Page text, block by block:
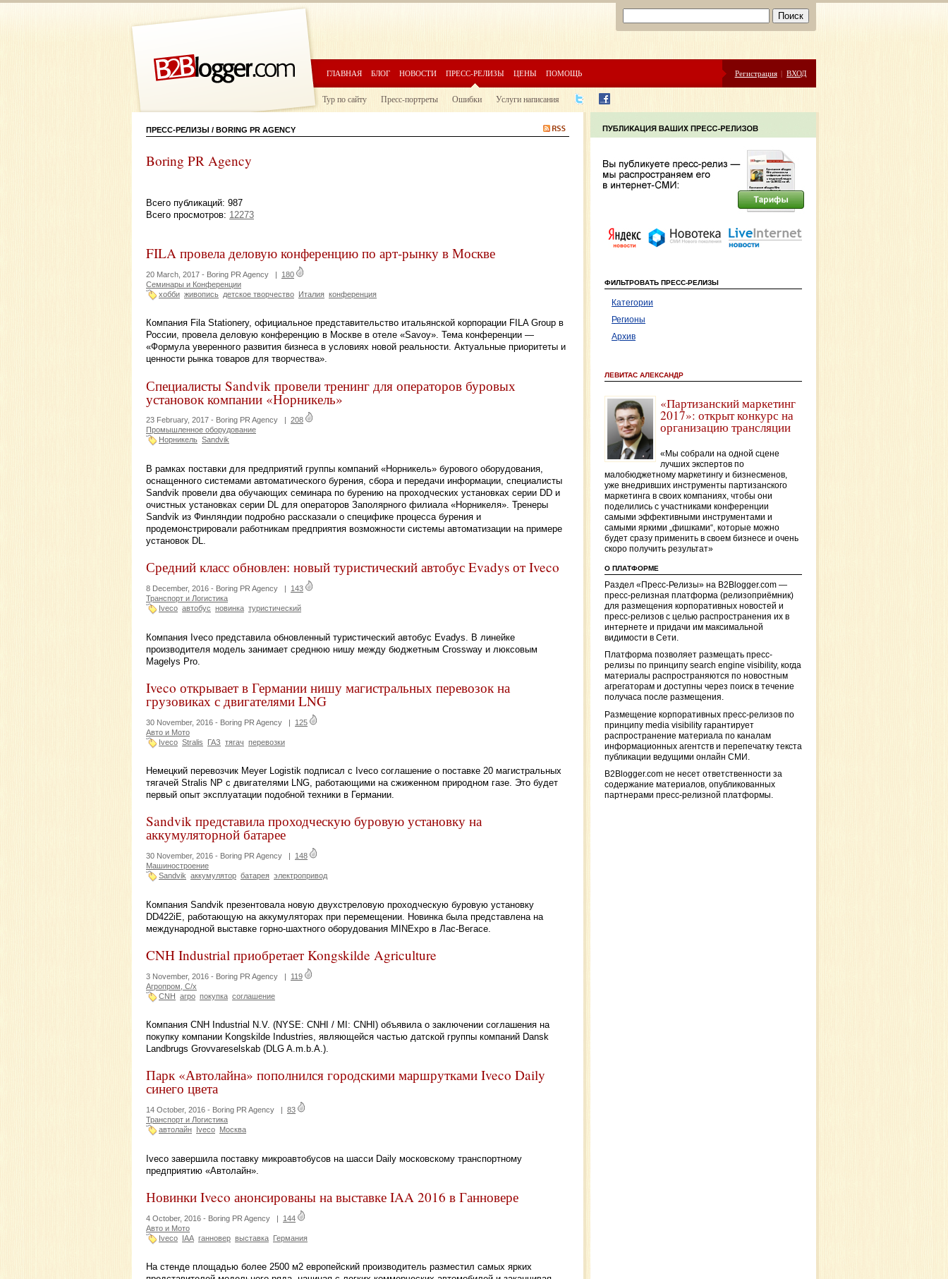
ГЛАВНАЯ БЛОГ НОВОСТИ ПРЕСС-РЕЛИЗЫ ЦЕНЫ ПОМОЩЬ Регистрация | ВХОД
Тур по сайту Пресс-портреты Ошибки Услуги написания
ПРЕСС-РЕЛИЗЫ / BORING PR AGENCY
Boring PR Agency
Всего публикаций: 987
Всего просмотров: 12273
FILA провела деловую конференцию по арт-рынку в Москве
20 March, 2017 - Boring PR Agency | 180
Семинары и Конференции
хобби живопись детское творчество Италия конференция
Компания Fila Stationery, официальное представительство итальянской корпорации FILA Group в
России, провела деловую конференцию в Москве в отеле «Savoy». Тема конференции —
«Формула уверенного развития бизнеса в условиях новой реальности. Актуальные приоритеты и
ценности рынка товаров для творчества».
Специалисты Sandvik провели тренинг для операторов буровых
установок компании «Норникель»
23 February, 2017 - Boring PR Agency
208
Промышленное оборудование
Норникель Sandvik
В рамках поставки для предприятий группы компаний «Норникель» бурового оборудования,
оснащенного системами автоматического бурения, сбора и передачи информации, специалисты
Sandvik провели два обучающих семинара по бурению на проходческих установках серии DD и
очистных установках серии DL для операторов Заполярного филиала «Норникеля». Тренеры
Sandvik из Финляндии подробно рассказали о специфике процесса бурения и
продемонстрировали работникам предприятия возможности системы автоматизации на примере
установок DL.
Средний класс обновлен: новый туристический автобус Evadys от Iveco
8 December, 2016 - Boring PR Agency | 143
Транспорт и Логистика
Iveco автобус новинка туристический
Компания Iveco представила обновленный туристический автобус Evadys. В линейке
производителя модель занимает среднюю нишу между бюджетным Crossway и люксовым
Magelys Pro.
Iveco открывает в Германии нишу магистральных перевозок на
грузовиках с двигателями LNG
30 November, 2016 - Boring PR Agency | 125
Авто и Мото
Iveco Stralis ГАЗ тягач перевозки
Немецкий перевозчик Meyer Logistik подписал с Iveco соглашение о поставке 20 магистральных
тягачей Stralis NP с двигателями LNG, работающими на сжиженном природном газе. Это будет
первый опыт эксплуатации подобной техники в Германии.
Sandvik представила проходческую буровую установку на
аккумуляторной батарее
30 November, 2016 - Boring PR Agency | 148
Машиностроение
Sandvik аккумулятор батарея электропривод
Компания Sandvik презентовала новую двухстреловую проходческую буровую установку
DD422iE, работающую на аккумуляторах при перемещении. Новинка была представлена на
международной выставке горно-шахтного оборудования MINExpo в Лас-Вегасе.
CNH Industrial приобретает Kongskilde Agriculture
3 November, 2016 - Boring PR Agency | 119
Агропром, С/х
CNH агро покупка соглашение
Компания CNH Industrial N.V. (NYSE: CNHI / MI: CNHI) объявила о заключении соглашения на
покупку компании Kongskilde Industries, являющейся частью датской группы компаний Dansk
Landbrugs Grovvareselskab (DLG A.m.b.A.).
Парк «Автолайна» пополнился городскими маршрутками Iveco Daily
синего цвета
14 October, 2016 - Boring PR Agency | 83
Транспорт и Логистика
автолайн Iveco Москва
Iveco завершила поставку микроавтобусов на шасси Daily московскому транспортному
предприятию «Автолайн».
Новинки Iveco анонсированы на выставке IAA 2016 в Ганновере
4 October, 2016 - Boring PR Agency | 144
Авто и Мото
Iveco IAA ганновер выставка Германия
На стенде площадью более 2500 м2 европейский производитель разместил самых ярких
ФИЛЬТРОВАТЬ ПРЕСС-РЕЛИЗЫ
Категории
Регионы
Архив
ЛЕВИТАС АЛЕКСАНДР
«Партизанский маркетинг
2017»: открыт конкурс на
организацию трансляции
«Мы собрали на одной сцене
лучших экспертов по
малобюджетному маркетингу и бизнесменов,
уже внедривших инструменты партизанского
маркетинга в своих компаниях, чтобы они
поделились с участниками конференции
самыми эффективными инструментами и
самыми яркими „фишками“, которые можно
будет сразу применить в своем бизнесе и очень
скоро получить результат»
О ПЛАТФОРМЕ
Раздел «Пресс-Релизы» на B2Blogger.com —
пресс-релизная платформа (релизоприёмник)
для размещения корпоративных новостей и
пресс-релизов с целью распространения их в
интернете и придачи им максимальной
видимости в Сети.
Платформа позволяет размещать пресс-
релизы по принципу search engine visibility, когда
материалы распространяются по новостным
агрегаторам и доступны через поиск в течение
получаса после размещения.
Размещение корпоративных пресс-релизов по
принципу media visibility гарантирует
распространение материала по каналам
информационных агентств и перепечатку текста
публикации ведущими онлайн СМИ.
B2Blogger.com не несет ответственности за
содержание материалов, опубликованных
партнерами пресс-релизной платформы.